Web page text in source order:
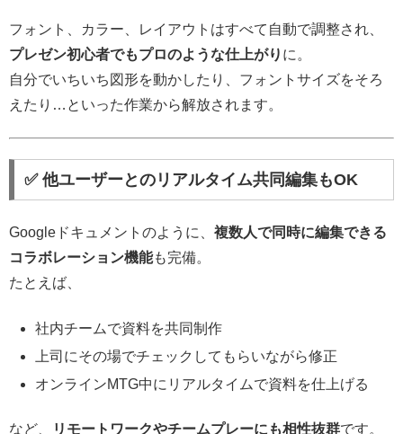
フォント、カラー、レイアウトはすべて自動で調整され、
プレゼン初心者でもプロのような仕上がり に。
自分でいちいち図形を動かしたり、フォントサイズをそろ
えたり…といった作業から解放されます。
✅ 他ユーザーとのリアルタイム共同編集もOK
Googleドキュメントのように、 複数人で同時に編集できる
コラボレーション機能も完備。
たとえば、
社内チームで資料を共同制作
上司にその場でチェックしてもらいながら修正
オンラインMTG中にリアルタイムで資料を仕上げる
など、 リモートワークやチームプレーにも相性抜群です。